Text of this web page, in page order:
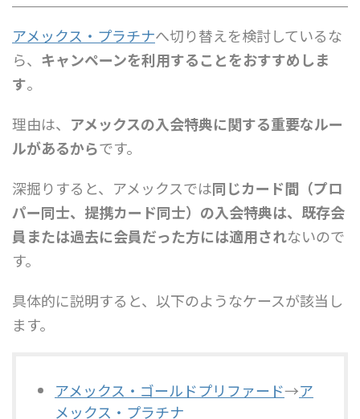
アメックス・プラチナへ切り替えを検討しているな
ら、 キャンペーンを利用することをおすすめしま
す。
理由は、 アメックスの入会特典に関する重要なルー
ルがあるからです。
深掘りすると、アメックスでは同じカード間（プロ
パー同士、提携カード同士）の入会特典は、既存会
員または過去に会員だった方には適用されないので
す。
具体的に説明すると、以下のようなケースが該当し
ます。
アメックス・ゴールドプリファード→ア
メックス・プラチナ